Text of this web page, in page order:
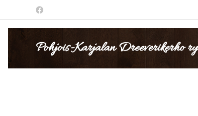
Pohjois-Karjalan Dreeverikerho ry